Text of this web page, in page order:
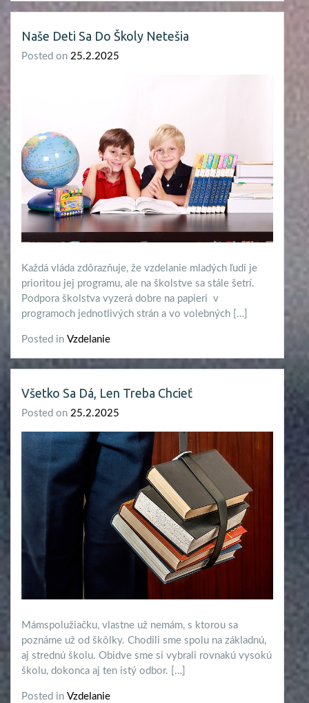
Naše Deti Sa Do Školy Netešia
Posted on 25.2.2025
Každá vláda zdôrazňuje, že vzdelanie mladých ľudí je
prioritou jej programu, ale na školstve sa stále šetrí.
Podpora školstva vyzerá dobre na papieri v
programoch jednotlivých strán a vo volebných […]
Posted in Vzdelanie
Všetko Sa Dá, Len Treba Chcieť
Posted on 25.2.2025
Mámspolužiačku, vlastne už nemám, s ktorou sa
poznáme už od škôlky. Chodili sme spolu na základnú,
aj strednú školu. Obidve sme si vybrali rovnakú vysokú
školu, dokonca aj ten istý odbor. […]
Posted in Vzdelanie